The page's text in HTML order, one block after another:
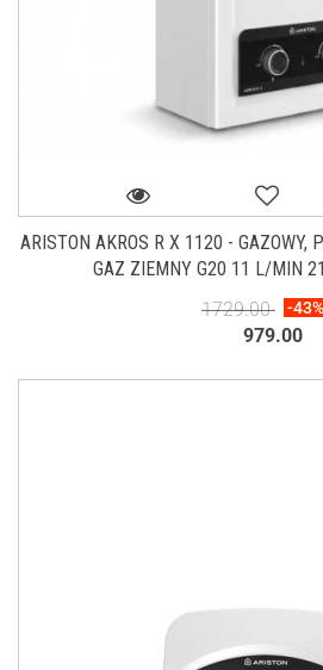
ARISTON AKROS R X 1120 - GAZOWY,
GAZ ZIEMNY G20 11 L/MIN
1729.00
-43%
979.00